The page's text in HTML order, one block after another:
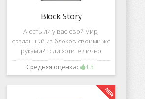
Block Story
А есть ли у вас свой мир,
созданный из блоков своими же
руками? Если хотите лично
воздвигнуть для себя такой мир,
тогда игра, которая называется
Средняя оценка: 4.5